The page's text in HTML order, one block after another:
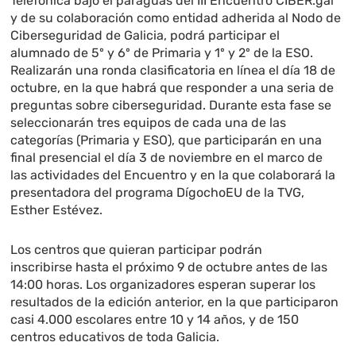
y de su colaboración como entidad adherida al Nodo de
Ciberseguridad de Galicia, podrá participar el
alumnado de 5º y 6º de Primaria y 1º y 2º de la ESO.
Realizarán una ronda clasificatoria en línea el día 18 de
octubre, en la que habrá que responder a una seria de
preguntas sobre ciberseguridad. Durante esta fase se
seleccionarán tres equipos de cada una de las
categorías (Primaria y ESO), que participarán en una
final presencial el día 3 de noviembre en el marco de
las actividades del Encuentro y en la que colaborará la
presentadora del programa DígochoEU de la TVG,
Esther Estévez.
Los centros que quieran participar podrán
inscribirse hasta el próximo 9 de octubre antes de las
14:00 horas. Los organizadores esperan superar los
resultados de la edición anterior, en la que participaron
casi 4.000 escolares entre 10 y 14 años, y de 150
centros educativos de toda Galicia.